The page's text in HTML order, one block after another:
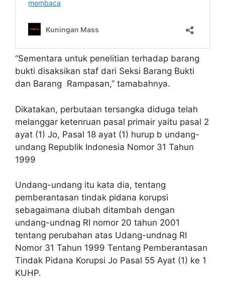
“Sementara untuk penelitian terhadap barang
bukti disaksikan staf dari Seksi Barang Bukti
dan Barang Rampasan,” tamabahnya.
Dikatakan, perbutaan tersangka diduga telah
melanggar ketenruan pasal primair yaitu pasal 2
ayat (1) Jo, Pasal 18 ayat (1) hurup b undang-
undang Republik Indonesia Nomor 31 Tahun
1999
Undang-undang itu kata dia, tentang
pemberantasan tindak pidana korupsi
sebagaimana diubah ditambah dengan
undang-undnag RI nomor 20 tahun 2001
tentang perubahan atas Udang-undnag RI
Nomor 31 Tahun 1999 Tentang Pemberantasan
Tindak Pidana Korupsi Jo Pasal 55 Ayat (1) ke 1
KUHP.